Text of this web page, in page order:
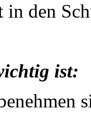
in den
ist: